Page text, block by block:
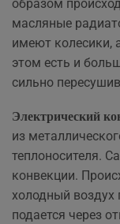
образом
масляные
имеют колесики,
этом есть и
сильно
Электрический
из
теплоносителя.
конвекции.
холодный воздух
подается через